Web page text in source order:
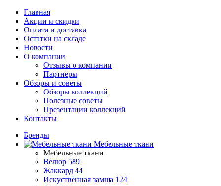
Главная
Акции и скидки
Оплата и доставка
Остатки на складе
Новости
О компании
Отзывы о компании
Партнеры
Обзоры и советы
Обзоры коллекций
Полезные советы
Презентации коллекций
Контакты
Бренды
Мебельные ткани
Мебельные ткани
Велюр 589
Жаккард 44
Искуственная замша 124